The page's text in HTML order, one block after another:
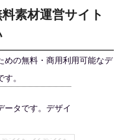
素材運営サイト
めの無料・商用利用可能なデ
。
ータです。デザイ